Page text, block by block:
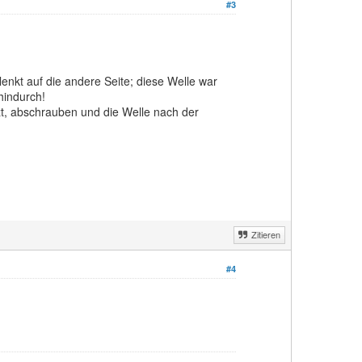
#3
auf die andere Seite; diese Welle war
abschrauben und die Welle nach der
Zitieren
#4